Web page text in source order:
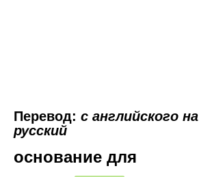
Перевод: с английского на
русский
основание для